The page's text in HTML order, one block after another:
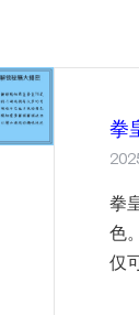
拳
拳
色
仅